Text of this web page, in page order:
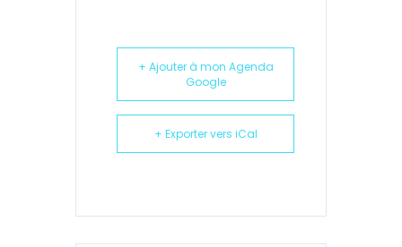
+ Ajouter à mon Agenda
Google
+ Exporter vers iCal